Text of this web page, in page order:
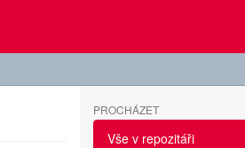
PROCHÁZET
Vše v repozitáři